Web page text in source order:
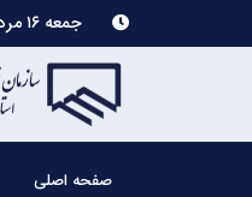
جمعه ۱۶ مرداد ۱۴۰۵
صفحه اصلی